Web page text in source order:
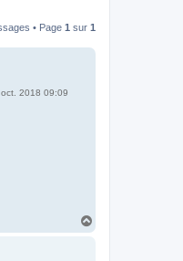
• Page 1 sur 1
oct. 2018 09:09